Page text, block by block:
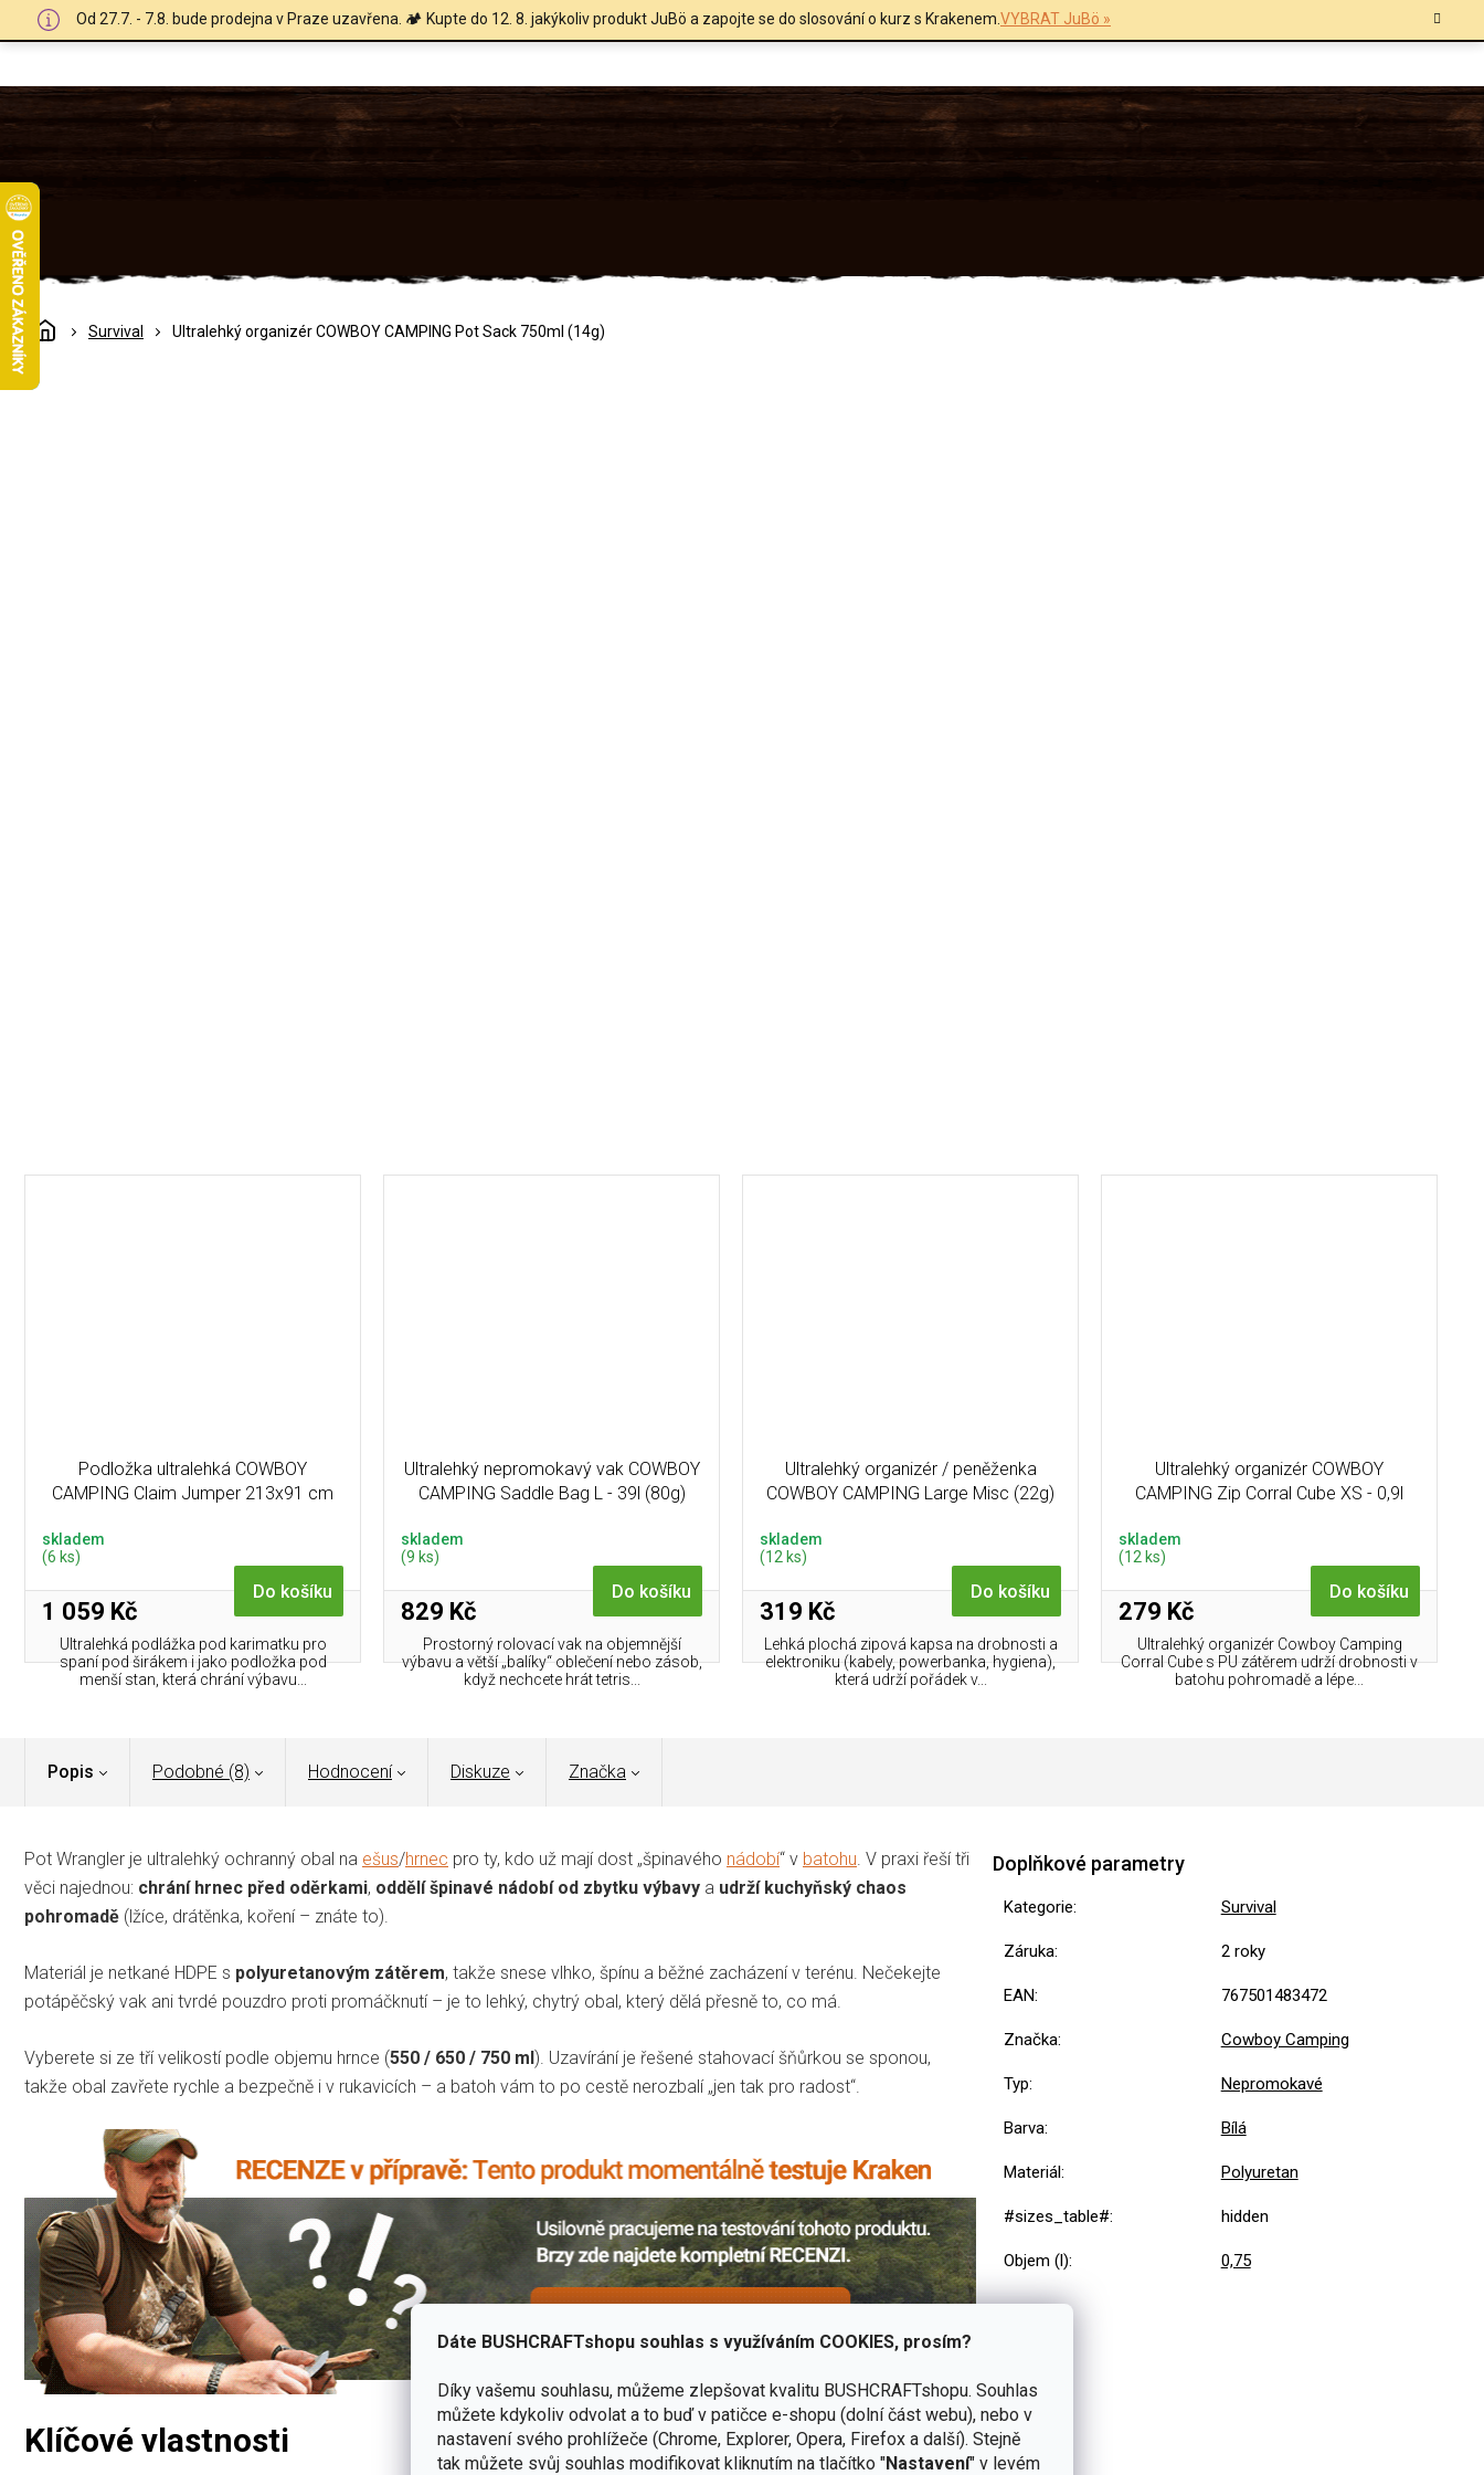
Dáte BUSHCRAFTshopu souhlas s využíváním COOKIES, prosím?
Díky vašemu souhlasu, můžeme zlepšovat kvalitu BUSHCRAFTshopu. Souhlas
můžete kdykoliv odvolat a to buď v patičce e-shopu (dolní část webu), nebo v
nastavení svého prohlížeče (Chrome, Explorer, Opera, Firefox a další). Stejně
tak můžete svůj souhlas modifikovat kliknutím na tlačítko "Nastavení" v levém
Od 27.7. - 7.8. bude prodejna v Praze uzavřena. 🏕️ Kupte do 12. 8. jakýkoliv produkt JuBö a zapojte se do slosování o kurz s Krakenem.VYBRAT JuBö »
DomůSurvival Ultralehký organizér COWBOY CAMPING Pot Sack 750ml (14g)
Podložka ultralehká COWBOY
CAMPING Claim Jumper 213x91 cm
skladem
(6 ks)
1 059 Kč
Do košíku
Ultralehká podlážka pod karimatku pro
spaní pod širákem i jako podložka pod
menší stan, která chrání výbavu...
Ultralehký nepromokavý vak COWBOY
CAMPING Saddle Bag L - 39l (80g)
skladem
(9 ks)
829 Kč
Do košíku
Prostorný rolovací vak na objemnější
výbavu a větší „balíky“ oblečení nebo zásob,
když nechcete hrát tetris...
Ultralehký organizér / peněženka
COWBOY CAMPING Large Misc (22g)
skladem
(12 ks)
319 Kč
Do košíku
Lehká plochá zipová kapsa na drobnosti a
elektroniku (kabely, powerbanka, hygiena),
která udrží pořádek v...
Ultralehký organizér COWBOY
CAMPING Zip Corral Cube XS - 0,9l
skladem
(12 ks)
279 Kč
Do košíku
Ultralehký organizér Cowboy Camping
Corral Cube s PU zátěrem udrží drobnosti v
batohu pohromadě a lépe...
Popis Podobné (8) Hodnocení Diskuze Značka
Pot Wrangler je ultralehký ochranný obal na ešus/hrnec pro ty, kdo už mají dost „špinavého nádobí“ v batohu. V praxi řeší tři
věci najednou: chrání hrnec před oděrkami, oddělí špinavé nádobí od zbytku výbavy a udrží kuchyňský chaos
pohromadě (lžíce, drátěnka, koření – znáte to).
Materiál je netkané HDPE s polyuretanovým zátěrem, takže snese vlhko, špínu a běžné zacházení v terénu. Nečekejte
potápěčský vak ani tvrdé pouzdro proti promáčknutí – je to lehký, chytrý obal, který dělá přesně to, co má.
Vyberete si ze tří velikostí podle objemu hrnce (550 / 650 / 750 ml ). Uzavírání je řešené stahovací šňůrkou se sponou,
takže obal zavřete rychle a bezpečně i v rukavicích – a batoh vám to po cestě nerozbalí „jen tak pro radost“.
Klíčové vlastnosti
Doplňkové parametry
Kategorie: Survival
Záruka: 2 roky
EAN: 767501483472
Značka: Cowboy Camping
Typ: Nepromokavé
Barva: Bílá
Materiál: Polyuretan
#sizes_table#: hidden
Objem (l): 0,75